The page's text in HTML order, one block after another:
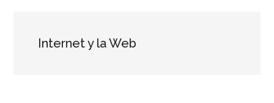
Internet y la Web